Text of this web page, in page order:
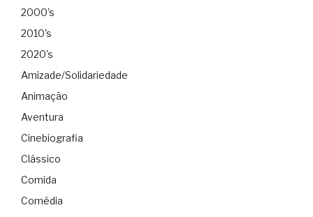
2000's
2010's
2020's
Amizade/Solidariedade
Animação
Aventura
Cinebiografia
Clássico
Comida
Comédia